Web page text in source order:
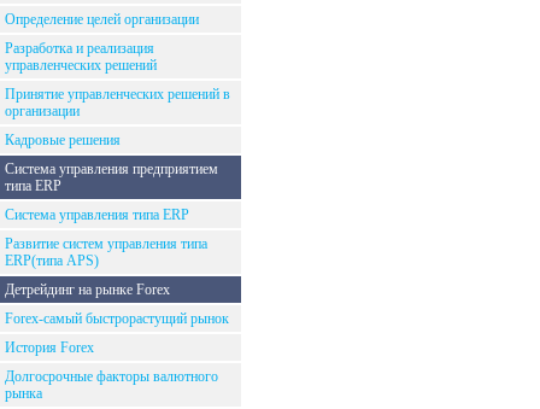
Определение целей организации
Разработка и реализация
управленческих решений
Принятие управленческих решений в
организации
Кадровые решения
Система управления предприятием
типа ERP
Система управления типа ERP
Развитие систем управления типа
ERP(типа APS)
Детрейдинг на рынке Forex
Forex-самый быстрорастущий рынок
История Forex
Долгосрочные факторы валютного
рынка